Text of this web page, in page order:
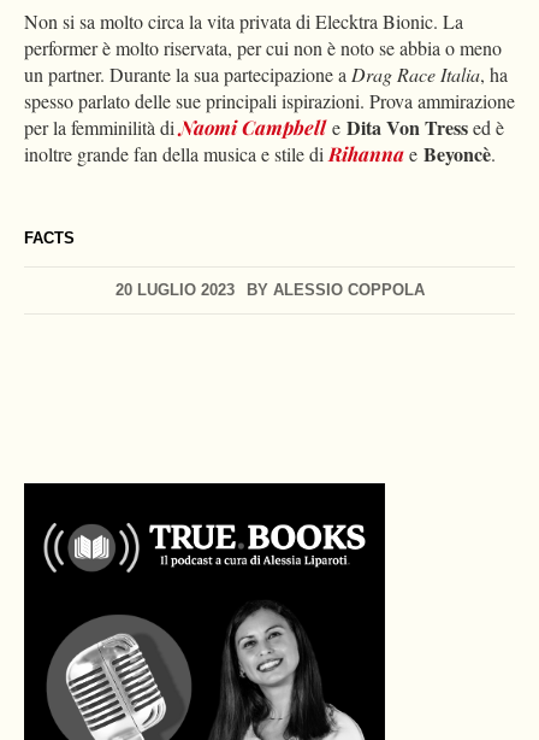
FACTS
20 LUGLIO 2023 BY ALESSIO COPPOLA
Non si sa molto circa la vita privata di Elecktra Bionic. La
performer è molto riservata, per cui non è noto se abbia o meno
un partner. Durante la sua partecipazione a Drag Race Italia, ha
spesso parlato delle sue principali ispirazioni. Prova ammirazione
per la femminilità diNaomi Campbell e Dita Von Tressed è
inoltre grande fan della musica e stile di Rihannae Beyoncè.